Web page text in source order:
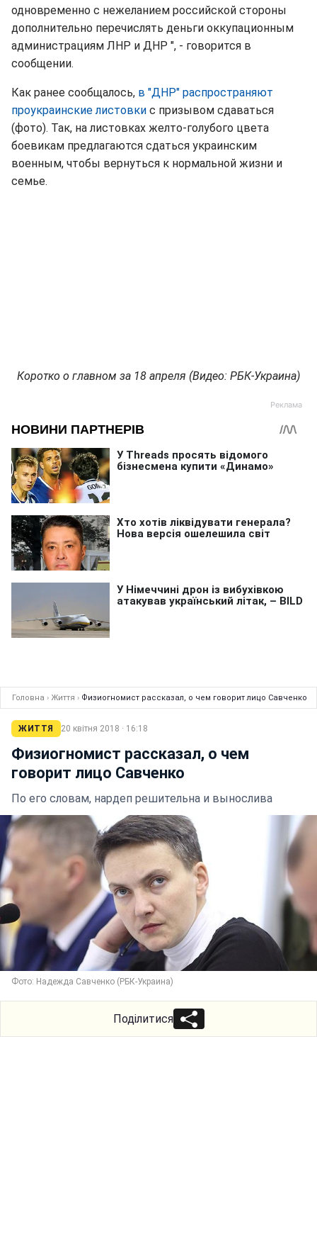
одновременно с нежеланием российской стороны
дополнительно перечислять деньги оккупационным
администрациям ЛНР и ДНР ", - говорится в
сообщении.
Как ранее сообщалось, в "ДНР" распространяют
проукраинские листовки с призывом сдаваться
(фото). Так, на листовках желто-голубого цвета
боевикам предлагаются сдаться украинским
военным, чтобы вернуться к нормальной жизни и
семье.
Коротко о главном за 18 апреля (Видео: РБК-Украина)
Головна › Життя › Физиогномист рассказал, о чем говорит лицо Савченко
ЖИТТЯ 20 квітня 2018 · 16:18
Физиогномист рассказал, о чем
говорит лицо Савченко
По его словам, нардеп решительна и вынослива
Фото: Надежда Савченко (РБК-Украина)
Поділитися